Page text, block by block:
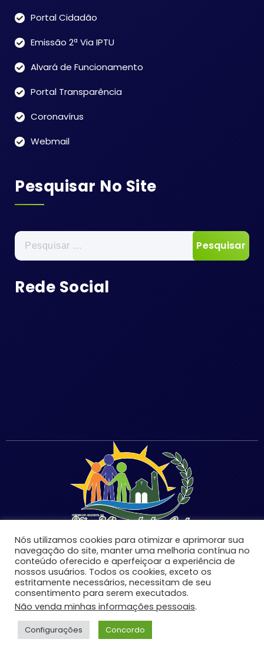
Portal Cidadão
Emissão 2ª Via IPTU
Alvará de Funcionamento
Portal Transparência
Coronavírus
Webmail
Pesquisar No Site
Pesquisar
por:
Rede Social
©Copyright 2026 | Prefeitura Municipal de São Miguel
do Anta-MG | Todos os direitos reservados.
Desenvolvido por:
Nós utilizamos cookies para otimizar e aprimorar sua
navegação do site, manter uma melhoria contínua no
conteúdo oferecido e aperfeiçoar a experiência de
nossos usuários. Todos os cookies, exceto os
estritamente necessários, necessitam de seu
consentimento para serem executados.
Não venda minhas informações pessoais.
Configurações Concordo